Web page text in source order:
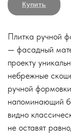
Купить
Плитка ручной
— фасадный
проекту
небрежные
ручной
напоминающий
видно
не оставят